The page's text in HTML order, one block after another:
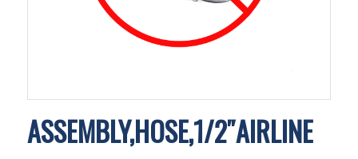
ASSEMBLY,HOSE,1/2″AIRLINE